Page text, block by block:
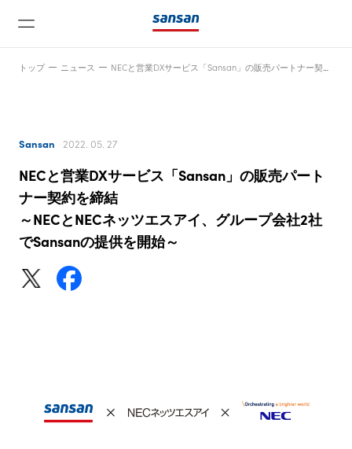
ニュース
サービス
テクノロジー
トップ ニュース
Sansan 2022. 05. 27
NECと営業DXサービス「Sansan」の販売パート
ナー契約を締結
～NECとNECネッツエスアイ、グループ会社2社
でSansanの提供を開始～